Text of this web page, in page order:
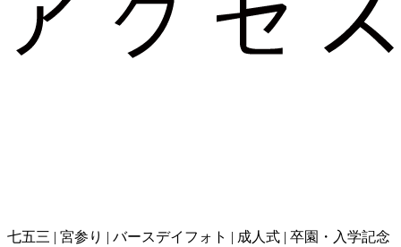
七五三 | 宮参り | バースデイフォト | 成人式 | 卒園・入学記念